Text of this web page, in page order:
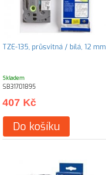
TZE-135, průsvitná / bílá, 12 mm
Skladem
SB31701895
407 Kč
Do košíku